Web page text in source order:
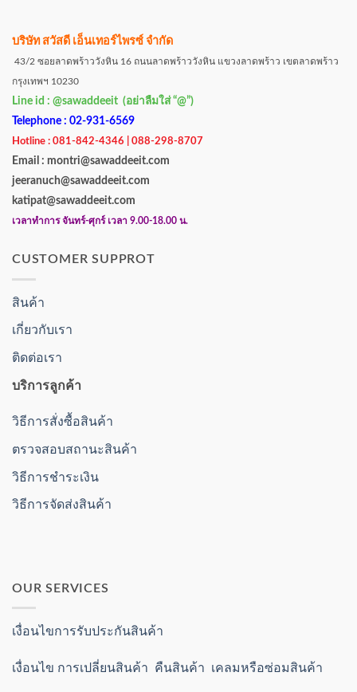
บริษัท สวัสดี เอ็นเทอร์ไพรซ์ จำกัด
43/2 ซอยลาดพร้าววังหิน 16 ถนนลาดพร้าววังหิน แขวงลาดพร้าว เขตลาดพร้าว
กรุงเทพฯ 10230
Line id : @sawaddeeit (อย่าลืมใส่ “@”)
Telephone : 02-931-6569
Hotline : 081-842-4346 | 088-298-8707
Email : montri@sawaddeeit.com
jeeranuch@sawaddeeit.com
katipat@sawaddeeit.com
เวลาทำการ จันทร์-ศุกร์ เวลา 9.00-18.00 น.
CUSTOMER SUPPROT
สินค้า
เกี่ยวกับเรา
ติดต่อเรา
บริการลูกค้า
วิธีการสั่งซื้อสินค้า
ตรวจสอบสถานะสินค้า
วิธีการชำระเงิน
วิธีการจัดส่งสินค้า
OUR SERVICES
เงื่อนไขการรับประกันสินค้า
เงื่อนไข การเปลี่ยนสินค้า คืนสินค้า เคลมหรือซ่อมสินค้า